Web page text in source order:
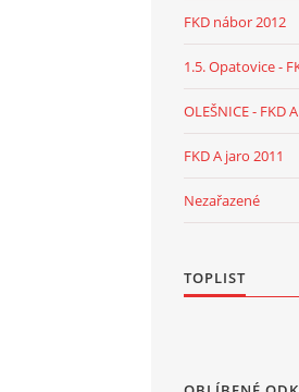
FKD nábor 2012
1.5. Opatovice -
OLEŠNICE - FKD
FKD A jaro 2011
Nezařazené
TOPLIST